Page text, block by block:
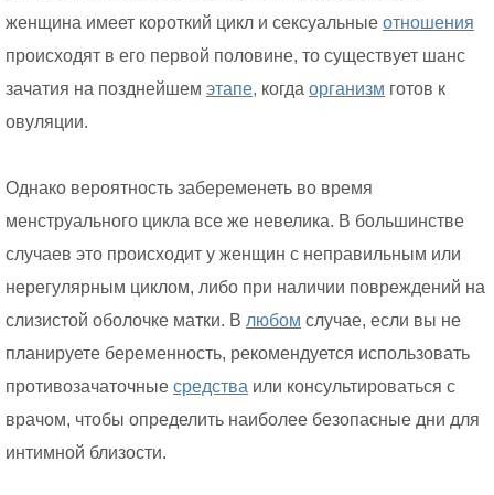
женщина имеет короткий цикл и сексуальные отношения
происходят в его первой половине, то существует шанс
зачатия на позднейшем этапе, когда организм готов к
овуляции.
Однако вероятность забеременеть во время
менструального цикла все же невелика. В большинстве
случаев это происходит у женщин с неправильным или
нерегулярным циклом, либо при наличии повреждений на
слизистой оболочке матки. В любом случае, если вы не
планируете беременность, рекомендуется использовать
противозачаточные средства или консультироваться с
врачом, чтобы определить наиболее безопасные дни для
интимной близости.